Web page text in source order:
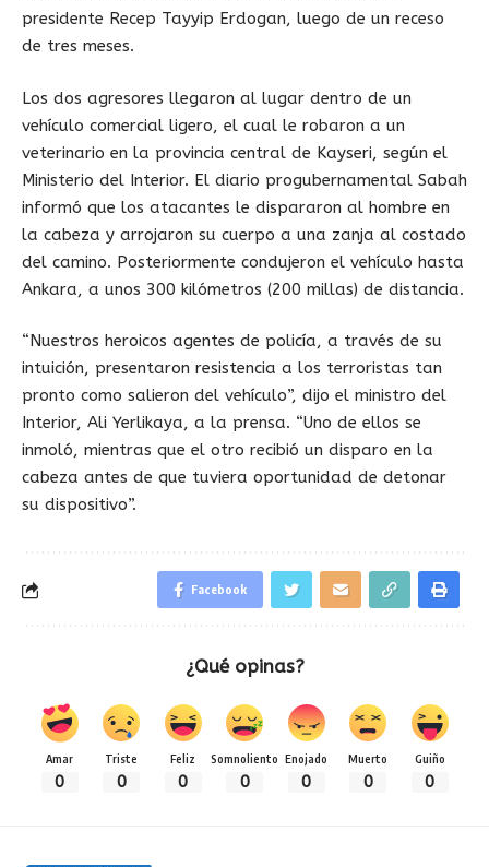
presidente Recep Tayyip Erdogan, luego de un receso
de tres meses.
Los dos agresores llegaron al lugar dentro de un
vehículo comercial ligero, el cual le robaron a un
veterinario en la provincia central de Kayseri, según el
Ministerio del Interior. El diario progubernamental Sabah
informó que los atacantes le dispararon al hombre en
la cabeza y arrojaron su cuerpo a una zanja al costado
del camino. Posteriormente condujeron el vehículo hasta
Ankara, a unos 300 kilómetros (200 millas) de distancia.
“Nuestros heroicos agentes de policía, a través de su
intuición, presentaron resistencia a los terroristas tan
pronto como salieron del vehículo”, dijo el ministro del
Interior, Ali Yerlikaya, a la prensa. “Uno de ellos se
inmoló, mientras que el otro recibió un disparo en la
cabeza antes de que tuviera oportunidad de detonar
su dispositivo”.
Facebook
¿Qué opinas?
Amar
0
Triste
0
Feliz
0
Somnoliento
0
Enojado
0
Muerto
0
Guiño
0